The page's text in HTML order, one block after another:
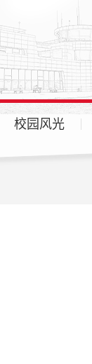
校园风光